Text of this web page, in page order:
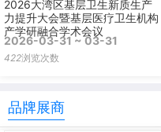
2026大湾区基层卫生新质生产
力提升大会暨基层医疗卫生机构
产学研融合学术会议
2026-03-31 ~ 03-31
422浏览次数
品牌展商